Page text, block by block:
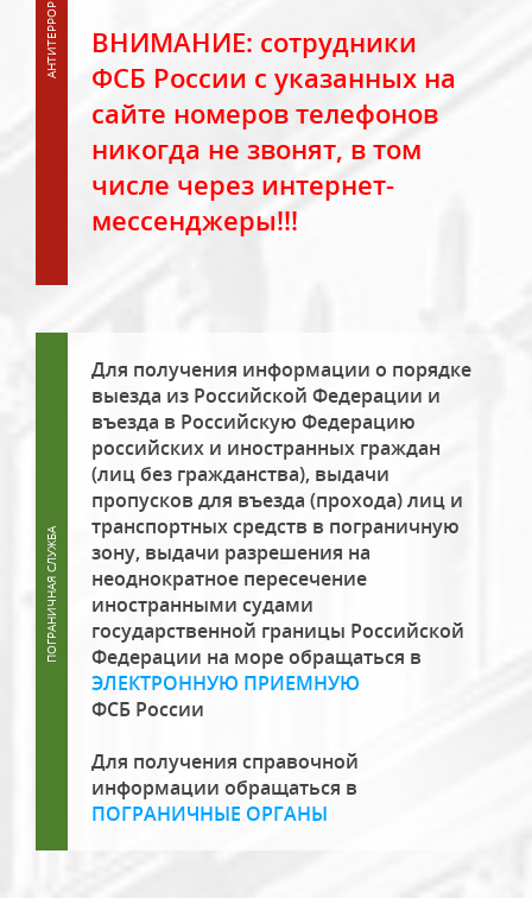
ВНИМАНИЕ: сотрудники
ФСБ России с указанных на
сайте номеров телефонов
никогда не звонят, в том
числе через интернет-
мессенджеры!!!
Для получения информации о порядке
выезда из Российской Федерации и
въезда в Российскую Федерацию
российских и иностранных граждан
(лиц без гражданства), выдачи
пропусков для въезда (прохода) лиц и
транспортных средств в пограничную
зону, выдачи разрешения на
неоднократное пересечение
иностранными судами
государственной границы Российской
Федерации на море обращаться в
ЭЛЕКТРОННУЮ ПРИЕМНУЮ
ФСБ России
Для получения справочной
информации обращаться в
ПОГРАНИЧНЫЕ ОРГАНЫ